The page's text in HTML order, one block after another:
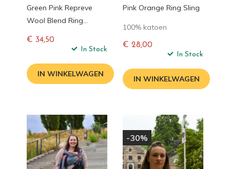
Green Pink Repreve
Wool Blend Ring...
€ 34,50
In Stock
IN WINKELWAGEN
Pink Orange Ring Sling
100% katoen
€ 28,00
In Stock
IN WINKELWAGEN
-30%